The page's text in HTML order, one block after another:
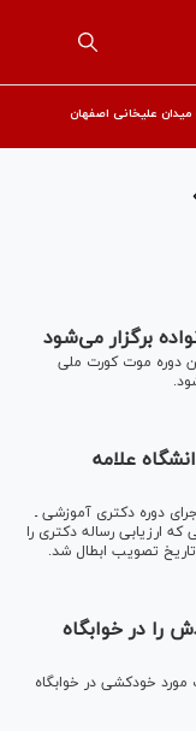
علیخانی اصفهان
برگزار می‌شود
دوره موت کورت ملی
علامه
نظارت بر اجرای دوره دکتری آموزشی ـ
که ارزیابی رساله دکتری را
را در خوابگاه
خودکشی در خوابگاه